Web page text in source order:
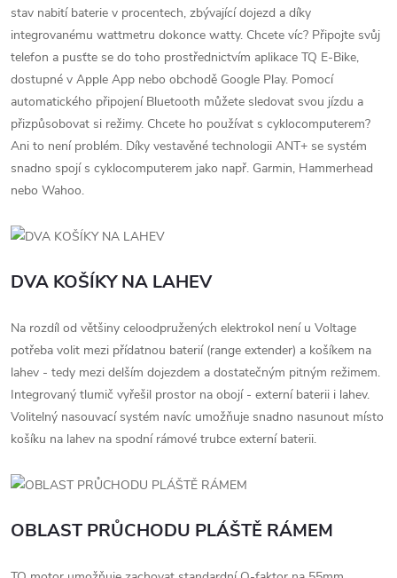
stav nabití baterie v procentech, zbývající dojezd a díky
integrovanému wattmetru dokonce watty. Chcete víc? Připojte svůj
telefon a pusťte se do toho prostřednictvím aplikace TQ E-Bike,
dostupné v Apple App nebo obchodě Google Play. Pomocí
automatického připojení Bluetooth můžete sledovat svou jízdu a
přizpůsobovat si režimy. Chcete ho používat s cyklocomputerem?
Ani to není problém. Díky vestavěné technologii ANT+ se systém
snadno spojí s cyklocomputerem jako např. Garmin, Hammerhead
nebo Wahoo.
DVA KOŠÍKY NA LAHEV
Na rozdíl od většiny celoodpružených elektrokol není u Voltage
potřeba volit mezi přídatnou baterií (range extender) a košíkem na
lahev - tedy mezi delším dojezdem a dostatečným pitným režimem.
Integrovaný tlumič vyřešil prostor na obojí - externí baterii i lahev.
Volitelný nasouvací systém navíc umožňuje snadno nasunout místo
košíku na lahev na spodní rámové trubce externí baterii.
OBLAST PRŮCHODU PLÁŠTĚ RÁMEM